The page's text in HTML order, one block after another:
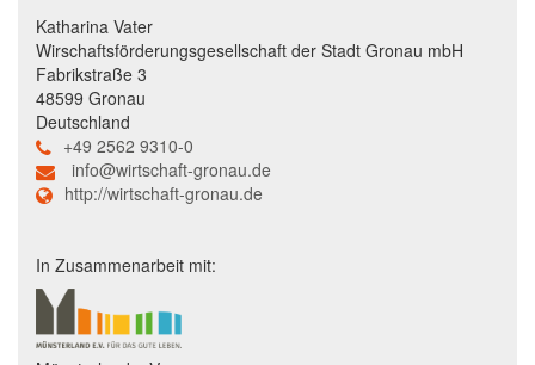
Katharina Vater
Wirschaftsförderungsgesellschaft der Stadt Gronau mbH
Fabrikstraße 3
48599 Gronau
Deutschland
+49 2562 9310-0
info@wirtschaft-gronau.de
http://wirtschaft-gronau.de
In Zusammenarbeit mit: